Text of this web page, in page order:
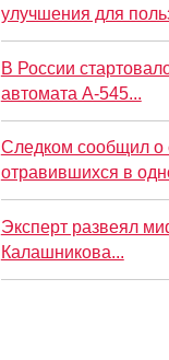
улучшения для
В России
автомата А-545...
Следком сообщил о
отравившихся в
Эксперт развеял
Калашникова...